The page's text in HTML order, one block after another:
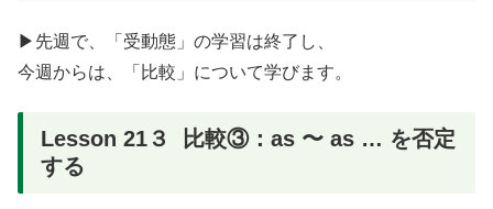
▶︎先週で、「受動態」の学習は終了し、
今週からは、「比較」について学びます。
Lesson 21３ 比較③：as 〜 as … を否定
する